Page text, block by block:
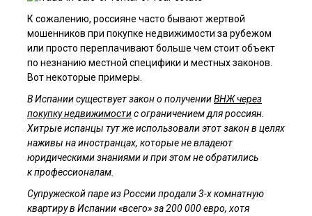
К сожалению, россияне часто бывают жертвой
мошенников при покупке недвижимости за рубежом
или просто переплачивают больше чем стоит объект
по незнанию местной специфики и местных законов.
Вот некоторые примеры.
В Испании существует закон о полученииВНЖ через
покупку недвижимостис ограничением для россиян.
Хитрые испанцы тут же использовали этот закон в целях
наживы на иностранцах, которые не владеют
юридическими знаниями и при этом не обратились
к профессионалам.
Супружеской паре из России продали 3-х комнатную
квартиру в Испании «всего» за 200 000 евро, хотя